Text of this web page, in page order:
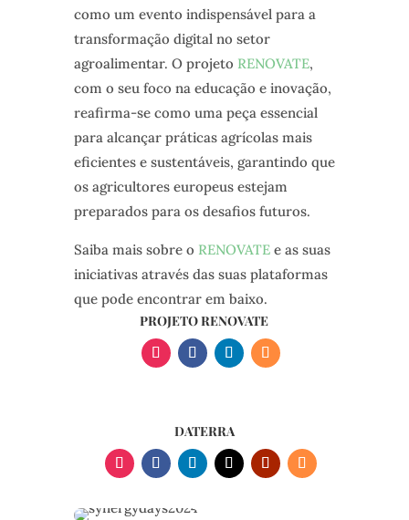
como um evento indispensável para a
transformação digital no setor
agroalimentar. O projeto RENOVATE,
com o seu foco na educação e inovação,
reafirma-se como uma peça essencial
para alcançar práticas agrícolas mais
eficientes e sustentáveis, garantindo que
os agricultores europeus estejam
preparados para os desafios futuros.
Saiba mais sobre o RENOVATEe as suas
iniciativas através das suas plataformas
que pode encontrar em baixo.
PROJETO RENOVATE
DATERRA